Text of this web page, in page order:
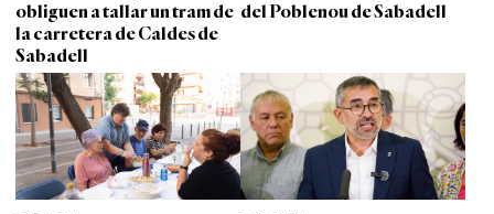
obliguen a tallar un tram de
la carretera de Caldes de
Sabadell
del Poblenou de Sabadell